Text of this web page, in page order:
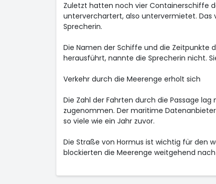
Zuletzt hatten noch vier Containerschiffe
unterverchartert, also untervermietet. Das
Sprecherin.
Die Namen der Schiffe und die Zeitpunkte
herausführt, nannte die Sprecherin nicht.
Verkehr durch die Meerenge erholt sich
Die Zahl der Fahrten durch die Passage
zugenommen. Der maritime
so viele wie ein Jahr zuvor.
Die Straße von Hormus ist wichtig für den
blockierten die Meerenge weitgehend